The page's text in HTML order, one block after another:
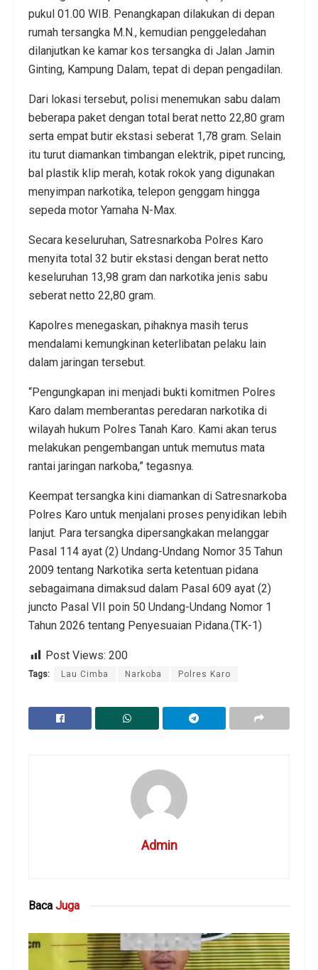
pukul 01.00 WIB. Penangkapan dilakukan di depan
rumah tersangka M.N., kemudian penggeledahan
dilanjutkan ke kamar kos tersangka di Jalan Jamin
Ginting, Kampung Dalam, tepat di depan pengadilan.
Dari lokasi tersebut, polisi menemukan sabu dalam
beberapa paket dengan total berat netto 22,80 gram
serta empat butir ekstasi seberat 1,78 gram. Selain
itu turut diamankan timbangan elektrik, pipet runcing,
bal plastik klip merah, kotak rokok yang digunakan
menyimpan narkotika, telepon genggam hingga
sepeda motor Yamaha N-Max.
Secara keseluruhan, Satresnarkoba Polres Karo
menyita total 32 butir ekstasi dengan berat netto
keseluruhan 13,98 gram dan narkotika jenis sabu
seberat netto 22,80 gram.
Kapolres menegaskan, pihaknya masih terus
mendalami kemungkinan keterlibatan pelaku lain
dalam jaringan tersebut.
“Pengungkapan ini menjadi bukti komitmen Polres
Karo dalam memberantas peredaran narkotika di
wilayah hukum Polres Tanah Karo. Kami akan terus
melakukan pengembangan untuk memutus mata
rantai jaringan narkoba,” tegasnya.
Keempat tersangka kini diamankan di Satresnarkoba
Polres Karo untuk menjalani proses penyidikan lebih
lanjut. Para tersangka dipersangkakan melanggar
Pasal 114 ayat (2) Undang-Undang Nomor 35 Tahun
2009 tentang Narkotika serta ketentuan pidana
sebagaimana dimaksud dalam Pasal 609 ayat (2)
juncto Pasal VII poin 50 Undang-Undang Nomor 1
Tahun 2026 tentang Penyesuaian Pidana.(TK-1)
Post Views: 200
Tags: Lau Cimba Narkoba Polres Karo
Admin
Baca Juga